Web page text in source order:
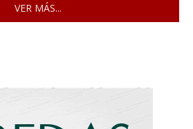
VER MÁS...